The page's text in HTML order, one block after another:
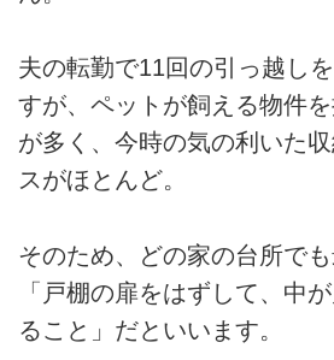
夫の転勤で11回の引っ越し
すが、ペットが飼える物件
が多く、今時の気の利いた
スがほとんど。
そのため、どの家の台所で
「戸棚の扉をはずして、中
ること」だといいます。